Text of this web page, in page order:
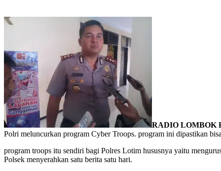
RADIO LOMBOK
Polri meluncurkan program Cyber Troops. program ini dipastikan
program troops itu sendiri bagi Polres Lotim hususnya yaitu
Polsek menyerahkan satu berita satu hari.